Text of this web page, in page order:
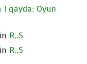
I qayda: Oyun
R..S
R..S